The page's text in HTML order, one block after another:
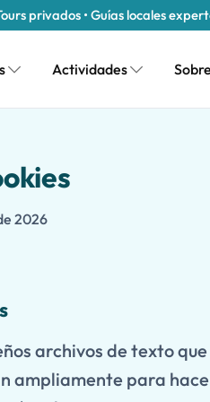
privados • Guías locales
Actividades
2026
archivos de texto
ampliamente para